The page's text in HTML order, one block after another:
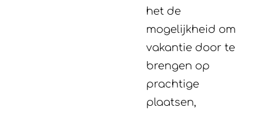
het de
mogelijkheid om
vakantie door te
brengen op
prachtige
plaatsen,